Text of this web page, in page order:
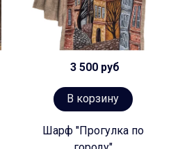
3 500 руб
В корзину
Шарф "Прогулка по